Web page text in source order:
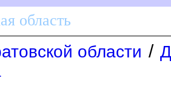
область
области /